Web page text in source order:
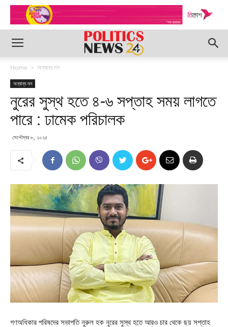
Home অন্যান্য দল
অন্যান্য দল
নুরের সুস্থ হতে ৪-৬ সপ্তাহ সময় লাগতে
পারে : ঢামেক পরিচালক
সেপ্টেম্বর ৮, ২০২৫
গণঅধিকার পরিষদের সভাপতি নুরুল হক নুরের সুস্থ হতে আরও চার থেকে ছয় সপ্তাহ